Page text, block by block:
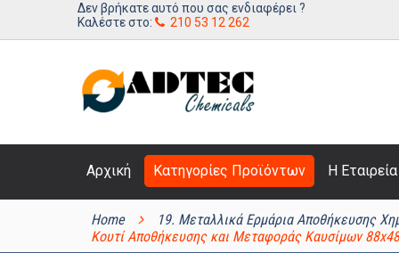
Δεν βρήκατε αυτό που σας ενδιαφέρει ?
Kαλέστε στο:
210 53 12 262
Αρχική Κατηγορίες Προϊόντων Η Εταιρεία
Home 19. Μεταλλικά Ερμάρια Αποθήκευσης
Κουτί Αποθήκευσης και Μεταφοράς Καυσίμων